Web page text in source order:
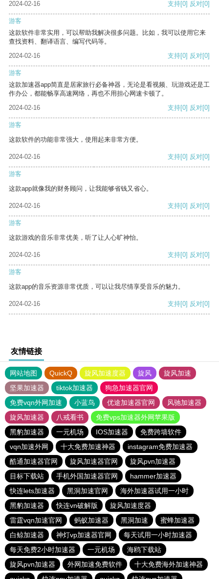
2024-02-16
支持[0] 反对[0]
游客
这款软件非常实用，可以帮助我解决很多问题。比如，我可以使用它来
查找资料、翻译语言、编写代码等。
2024-02-16
支持[0] 反对[0]
游客
这款加速器app简直是居家旅行必备神器，无论是看视频、玩游戏还是工
作办公，都能畅享高速网络，再也不用担心网速卡顿了。
2024-02-16
支持[0] 反对[0]
游客
这款软件的功能非常强大，使用起来非常方便。
2024-02-16 支持[0] 反对[0]
游客
这款app就像我的财务顾问，让我能够省钱又省心。
2024-02-16 支持[0] 反对[0]
游客
这款游戏的音乐非常优美，听了让人心旷神怡。
2024-02-16 支持[0] 反对[0]
游客
这款app的音乐资源非常优质，可以让我尽情享受音乐的魅力。
2024-02-16 支持[0] 反对[0]
友情链接
网站地图 QuickQ 旋风加速度器 旋风
旋风加速
坚果加速器
tiktok加速器
狗急加速器官网
免费vqn外网加速
小蓝鸟 优途加速器官网
风驰加速器
旋风加速器
八戒看书
免费vps加速器外网苹果版
黑豹加速器
一元机场 IOS加速器
免费跨墙软件
vqn加速外网
十大免费加速神器
instagram免费加速器
酷通加速器官网
旋风加速器官网
旋风pvn加速器
目标下载站
手机外国加速器官网
hammer加速器
快连lets加速器
黑洞加速官网
海外加速器试用一小时
黑豹加速器
快连vn破解版
旋风加速度器
雷霆vqn加速官网
蚂蚁加速器 黑洞加速
蜜蜂加速器
白鲸加速器
神灯vp加速器官网
每天试用一小时加速器
每天免费2小时加速器
一元机场
海鸥下载站
旋风pvn加速器
外网加速免费软件
十大免费海外加速神器